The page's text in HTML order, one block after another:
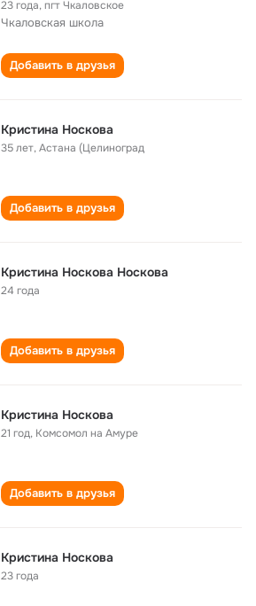
23 года,пгт Чкаловское
Чкаловская школа
Добавить в друзья
Кристина Носкова
35 лет,Астана (Целиноград
Добавить в друзья
Кристина Носкова Носкова
24 года
Добавить в друзья
Кристина Носкова
21 год, Комсомол на Амуре
Добавить в друзья
Кристина Носкова
23 года